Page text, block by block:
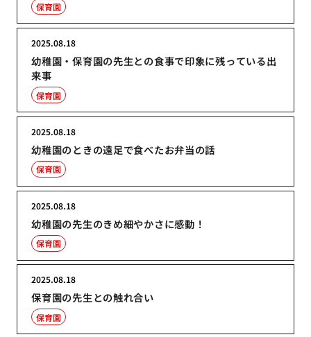
保育園
幼稚園・保育園の先生との食事で印象に残っている出
来事
2025.08.18
保育園
幼稚園のときの遠足で食べたお弁当の話
2025.08.18
保育園
幼稚園の先生のきめ細やかさに感動！
2025.08.18
保育園
保育園の先生との触れ合い
2025.08.18
保育園